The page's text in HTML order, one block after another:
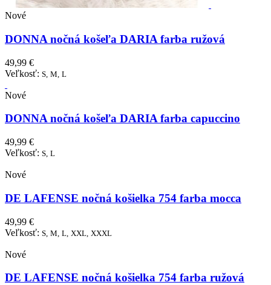
Nové
DONNA nočná košeľa DARIA farba ružová
49,99 €
Veľkosť: S, M, L
Nové
DONNA nočná košeľa DARIA farba capuccino
49,99 €
Veľkosť: S, L
Nové
DE LAFENSE nočná košielka 754 farba mocca
49,99 €
Veľkosť: S, M, L, XXL, XXXL
Nové
DE LAFENSE nočná košielka 754 farba ružová